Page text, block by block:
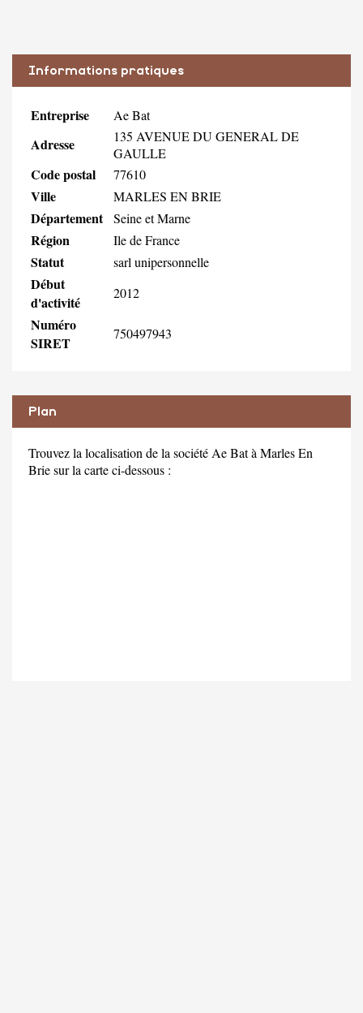
Informations pratiques
Entreprise Ae Bat
Adresse
135 AVENUE DU GENERAL DE
GAULLE
Code postal 77610
Ville MARLES EN BRIE
Département Seine et Marne
Région Ile de France
Statut sarl unipersonnelle
Début
d'activité
2012
Numéro
SIRET
750497943
Plan
Trouvez la localisation de la société Ae Bat à Marles En
Brie sur la carte ci-dessous :